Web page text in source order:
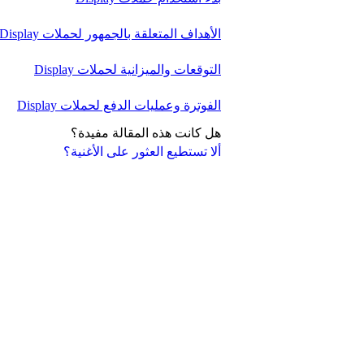
ألا تستطيع العثور على الأغنية؟
الأهداف المتعلقة بالجمهور لحملات Display
التوقعات والميزانية لحملات Display
الفوترة وعمليات الدفع لحملات Display
هل كانت هذه المقالة مفيدة؟